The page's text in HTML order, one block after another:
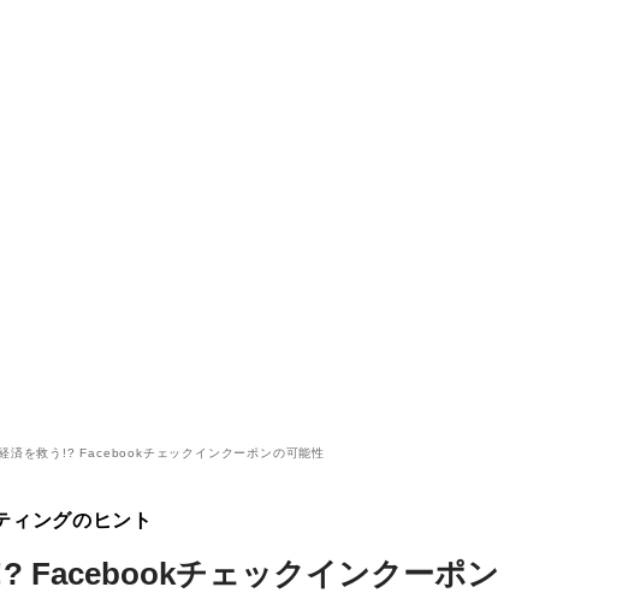
済を救う!? Facebookチェックインクーポンの可能性
ィングのヒント
Facebookチェックインクーポン